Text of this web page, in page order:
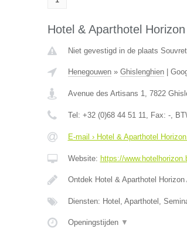
Hotel & Aparthotel
Niet gevestigd in de plaats
Henegouwen» Ghislenghien|
Avenue des Artisans 1, 7822
Tel: +32 (0)68 44 51 11, Fax: -,
E-mail › Hotel & Aparthotel
Website: https://
Ontdek Hotel & Aparthotel
Diensten: Hotel, Aparthotel,
Openingstijden ▼